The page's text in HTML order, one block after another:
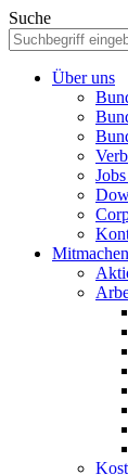
Suche
Über uns
Mitmachen